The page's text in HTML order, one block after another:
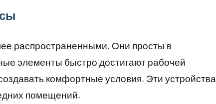
распространенными. Они просты в
элементы быстро достигают рабочей
комфортные условия. Эти устройства
помещений.